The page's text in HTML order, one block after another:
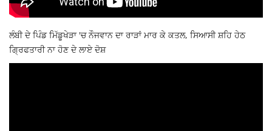
ਲੰਬੀ ਦੇ ਪਿੰਡ ਮਿੱਡੂਖੇੜਾ 'ਚ ਨੌਜਵਾਨ ਦਾ ਰਾੜਾਂ ਮਾਰ ਕੇ ਕਤਲ, ਸਿਆਸੀ ਸ਼ਹਿ ਹੇਠ
ਗ੍ਰਿਫਤਾਰੀ ਨਾ ਹੋਣ ਦੇ ਲਾਏ ਦੋਸ਼